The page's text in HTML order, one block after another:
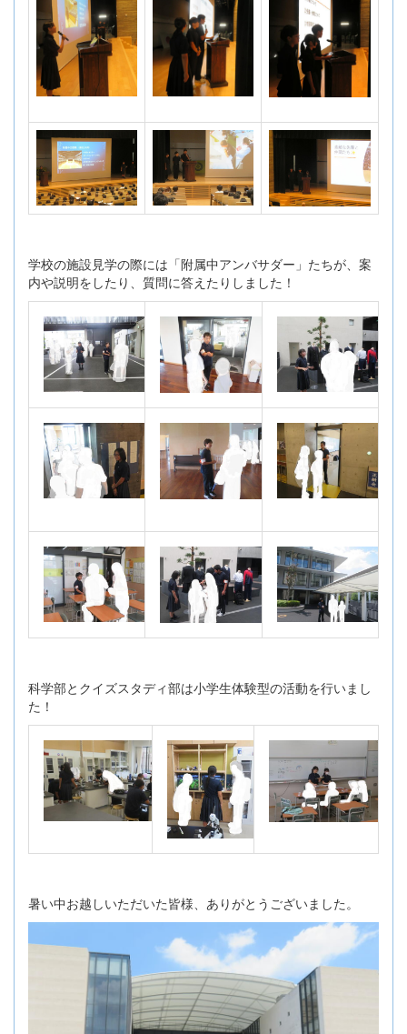
学校の施設見学の際には「附属中アンバサダー」たちが、案
内や説明をしたり、質問に答えたりしました！
科学部とクイズスタディ部は小学生体験型の活動を行いまし
た！
暑い中お越しいただいた皆様、ありがとうございました。